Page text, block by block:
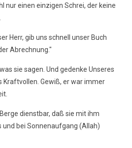
nur einen einzigen Schrei, der keine
Herr, gib uns schnell unser Buch
Abrechnung."
sie sagen. Und gedenke Unseres
Kraftvollen. Gewiß, er war immer
dienstbar, daß sie mit ihm
und bei Sonnenaufgang (Allah)